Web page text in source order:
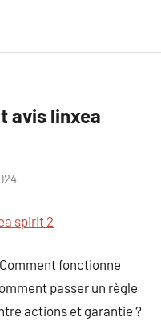
avis linxea
spirit 2
fonctionne
passer un règle
actions et garantie ?